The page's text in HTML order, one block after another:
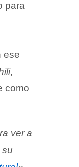
para
ese
,
como
ver a
su